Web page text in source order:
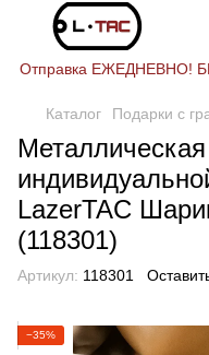
Отправка ЕЖЕДНЕВНО!
Каталог Подарки с
LazerTAC
(118301)
Артикул: 118301
−35%